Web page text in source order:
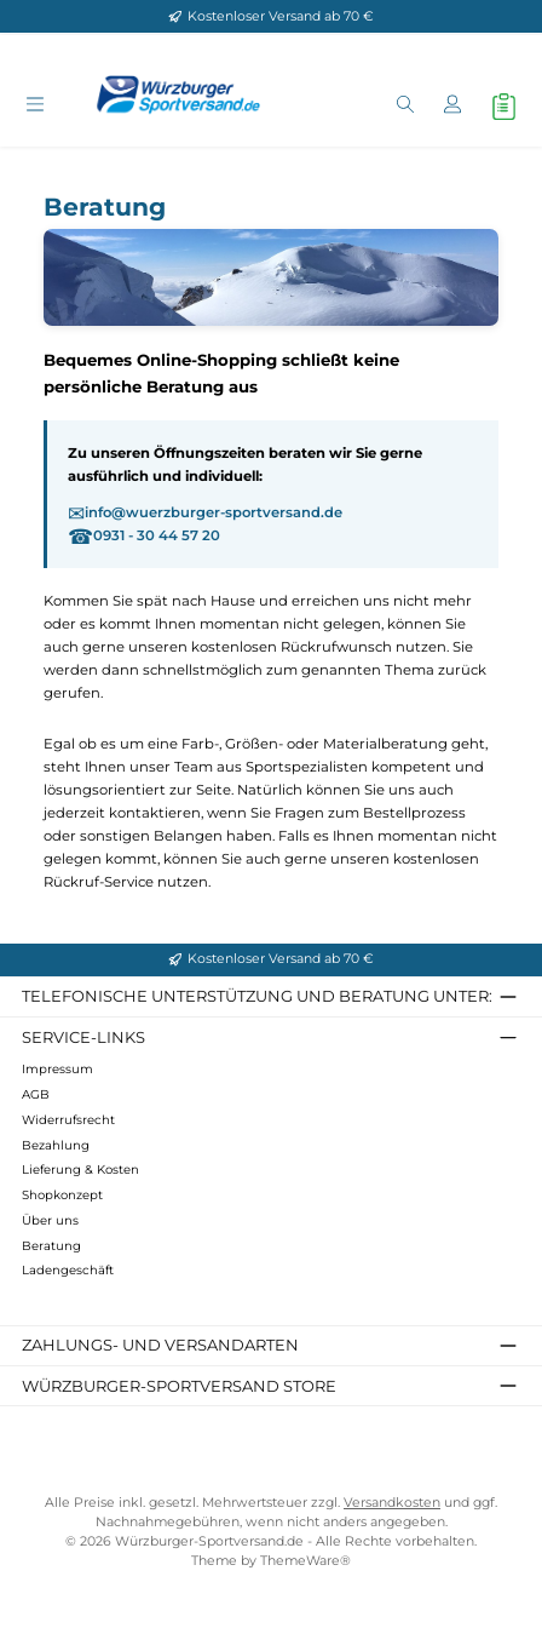
Zum Hauptinhalt springenKostenloser Versand ab 70 €
Beratung
Bequemes Online-Shopping schließt keine
Zu unseren Öffnungszeiten beraten wir Sie gerne
ausführlich und individuell:
☎0931 - 30 44 57 20
Kommen Sie spät nach Hause und erreichen uns nicht mehr
oder es kommt Ihnen momentan nicht gelegen, können Sie
werden dann schnellstmöglich zum genannten Thema zurück
gerufen.
Egal ob es um eine Farb-, Größen- oder Materialberatung geht,
steht Ihnen unser Team aus Sportspezialisten kompetent und
lösungsorientiert zur Seite. Natürlich können Sie uns auch
gelegen kommt, können Sie auch gerne unseren kostenlosen
Rückruf-Service nutzen.
SERVICE-LINKS
Impressum
AGB
Widerrufsrecht
Bezahlung
Über uns
Beratung
ZAHLUNGS- UND VERSANDARTEN
WÜRZBURGER-SPORTVERSAND STORE